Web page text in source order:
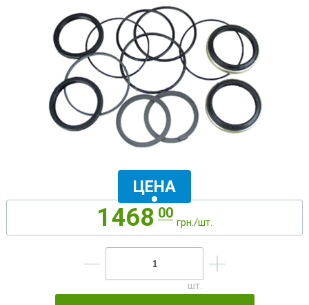
1468 00
грн./шт.
ЦЕНА